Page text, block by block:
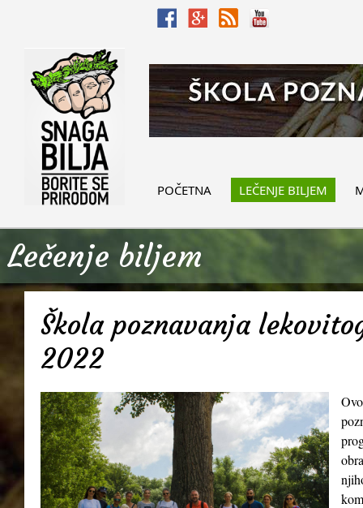
POČETNA LEČENJE BILJEM
Lečenje biljem
Škola poznavanja
2022